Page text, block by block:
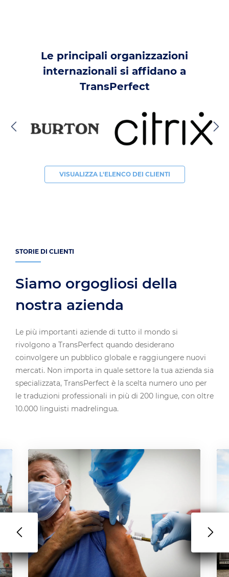
Le principali organizzazioni
internazionali si affidano a
TransPerfect
VISUALIZZA L'ELENCO DEI CLIENTI
STORIE DI CLIENTI
Siamo orgogliosi della
nostra azienda
Le più importanti aziende di tutto il mondo si
rivolgono a TransPerfect quando desiderano
coinvolgere un pubblico globale e raggiungere nuovi
mercati. Non importa in quale settore la tua azienda sia
specializzata, TransPerfect è la scelta numero uno per
le traduzioni professionali in più di 200 lingue, con oltre
10.000 linguisti madrelingua.